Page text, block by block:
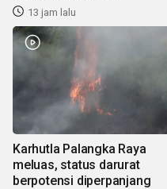
13 jam lalu
Karhutla Palangka Raya
meluas, status darurat
berpotensi diperpanjang